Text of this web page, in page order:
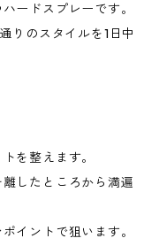
ードスプレーです。
りのスタイルを1日中
を整えます。
したところから満遍
イントで狙います。